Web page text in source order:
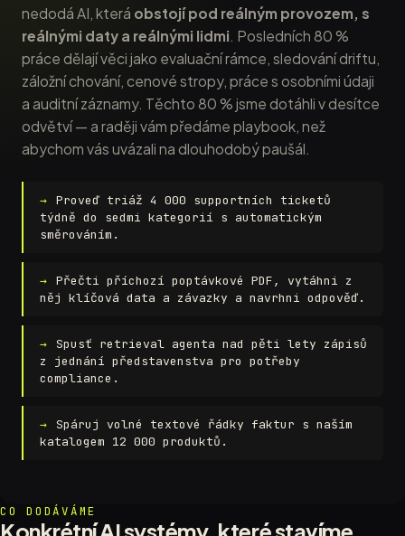
nedodá AI, která obstojí pod reálným provozem, s
reálnými daty a reálnými lidmi. Posledních 80 %
práce dělají věci jako evaluační rámce, sledování driftu,
záložní chování, cenové stropy, práce s osobními údaji
a auditní záznamy. Těchto 80 % jsme dotáhli v desítce
odvětví — a raději vám předáme playbook, než
abychom vás uvázali na dlouhodobý paušál.
Proveď triáž 4 000 supportních ticketů
týdně do sedmi kategorií s automatickým
směrováním.
Přečti příchozí poptávkové PDF, vytáhni z
něj klíčová data a závazky a navrhni odpověď.
Spusť retrieval agenta nad pěti lety zápisů
z jednání představenstva pro potřeby
compliance.
Spáruj volné textové řádky faktur s naším
katalogem 12 000 produktů.
CO DODÁVÁME